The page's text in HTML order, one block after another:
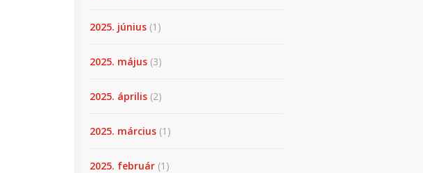
2025. június (1)
2025. május (3)
2025. április (2)
2025. március (1)
2025. február (1)